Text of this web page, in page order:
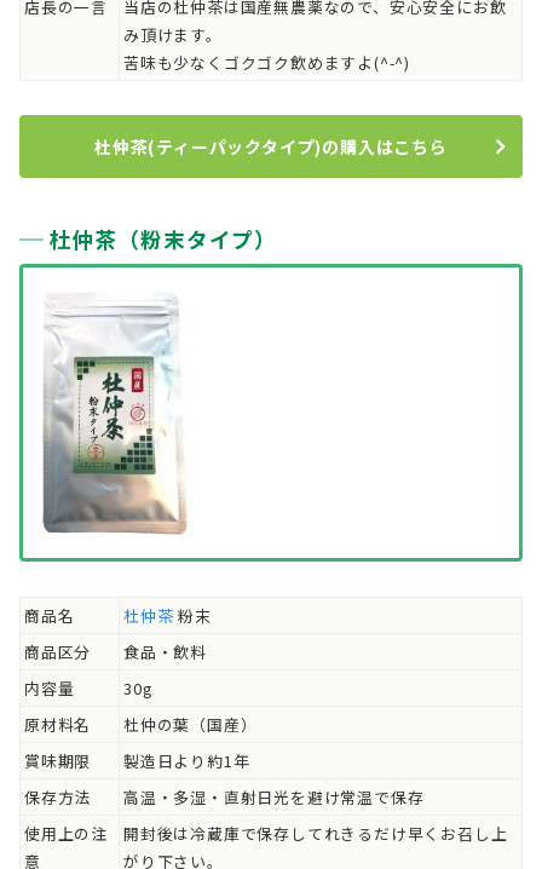
店長の一言
当店の杜仲茶は国産無農薬なので、安心安全にお飲
み頂けます。
苦味も少なくゴクゴク飲めますよ(^-^)
杜仲茶(ティーパックタイプ)の購入はこちら
杜仲茶（粉末タイプ）
商品名 杜仲茶 粉末
商品区分
食品・飲料
内容量
30g
原材料名
杜仲の葉（国産）
賞味期限
製造日より約1年
保存方法
高温・多湿・直射日光を避け常温で保存
使用上の注
意
開封後は冷蔵庫で保存してれきるだけ早くお召し上
がり下さい。